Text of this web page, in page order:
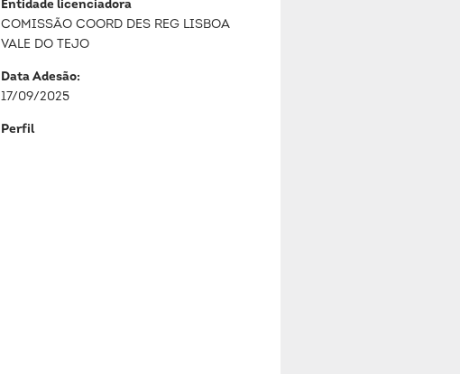
Entidade licenciadora
COMISSÃO COORD DES REG LISBOA
VALE DO TEJO
Data Adesão:
17/09/2025
Perfil